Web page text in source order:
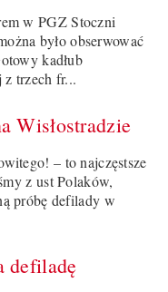
w PGZ Stoczni
było obserwować
kadłub
z trzech fr...
Wisłostradzie
– to najczęstsze
z ust Polaków,
próbę defilady w
defiladę